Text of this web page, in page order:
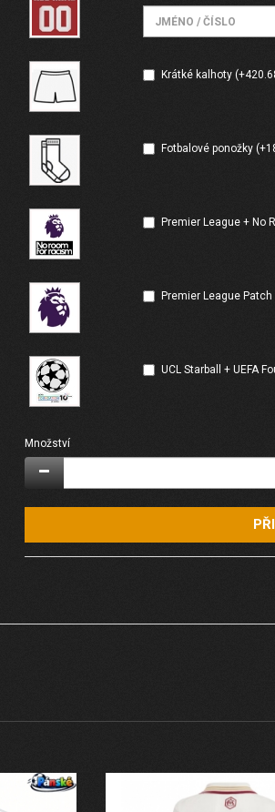
Krátké kalhoty
Fotbalové ponožky
Premier League + No
Premier League Patch
UCL Starball + UEFA
Množství